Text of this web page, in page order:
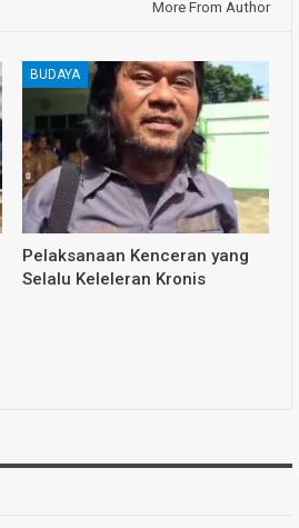
More From Author
BUDAYA
Pelaksanaan Kenceran yang
Selalu Keleleran Kronis